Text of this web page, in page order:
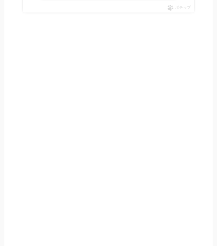
ポチップ